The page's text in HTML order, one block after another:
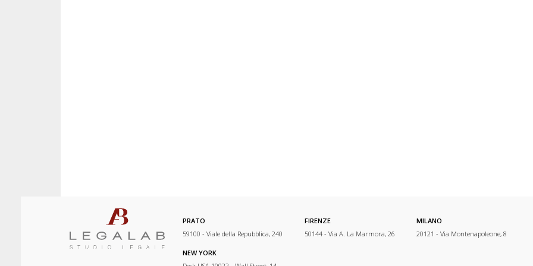
PRATO
59100 - Viale della Repubblica, 240
FIRENZE
50144 - Via A. La Marmora, 26
MILANO
20121 - Via Montenapoleone, 8
NEW YORK